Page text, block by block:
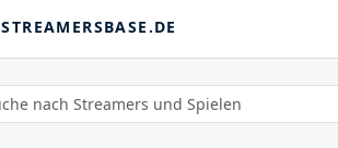
STREAMERSBASE.DE